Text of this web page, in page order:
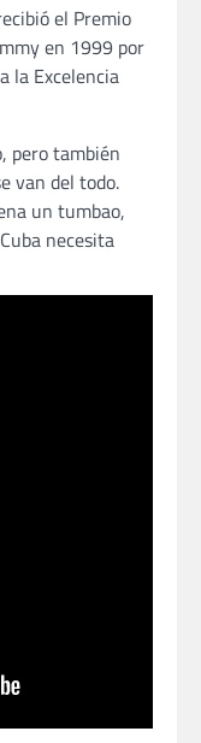
el Premio
en 1999 por
la Excelencia
pero también
van del todo.
un tumbao,
necesita